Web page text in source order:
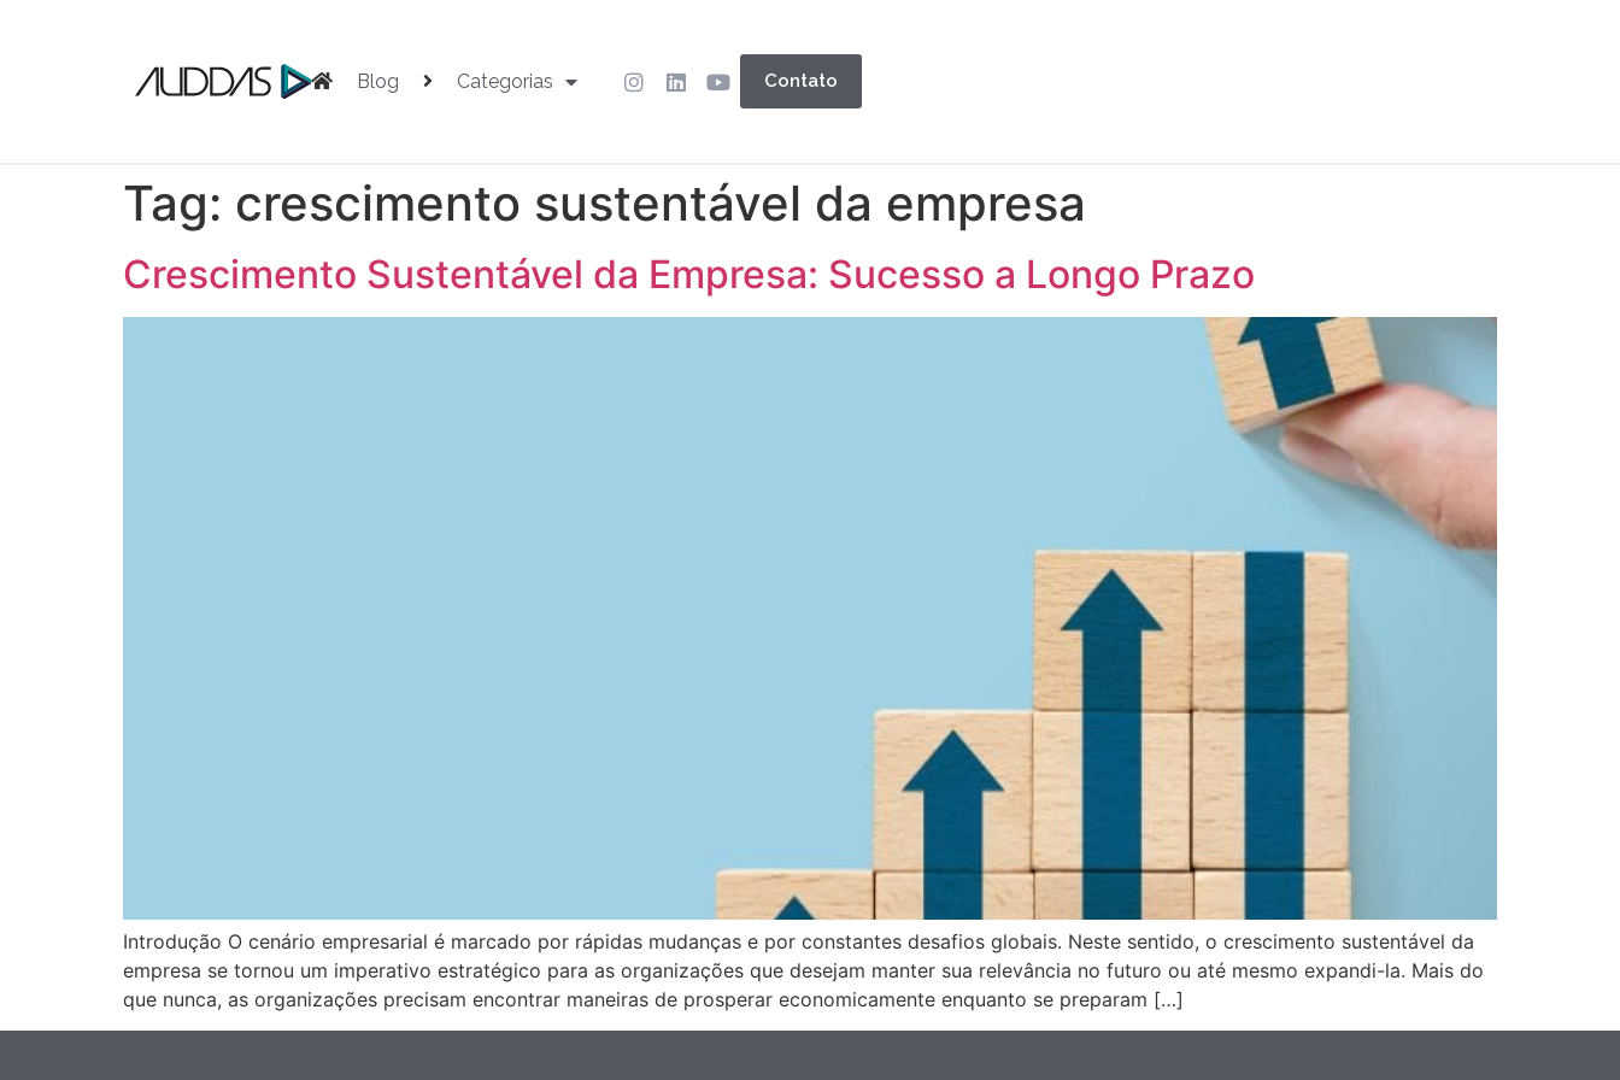
Blog Categorias Contato
Tag: crescimento sustentável da empresa
Crescimento Sustentável da Empresa: Sucesso a Longo Prazo
Introdução O cenário empresarial é marcado por rápidas mudanças e por constantes desafios globais. Neste sentido, o crescimento sustentável da
empresa se tornou um imperativo estratégico para as organizações que desejam manter sua relevância no futuro ou até mesmo expandi-la. Mais do
que nunca, as organizações precisam encontrar maneiras de prosperar economicamente enquanto se preparam […]